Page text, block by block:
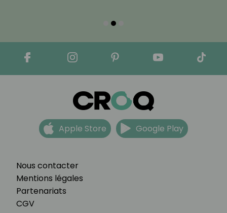
Nous contacter
Mentions légales
Partenariats
CGV
Apple Store Google Play